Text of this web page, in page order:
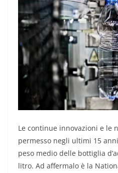
Le continue innovazioni e le
permesso negli ultimi 15
peso medio delle bottiglia
litro. Ad affermalo è la